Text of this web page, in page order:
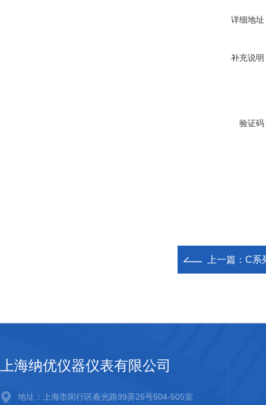
详细地址
补充说明
验证码
上一篇： C系
上海纳优仪器仪表有限公司
地址：上海市闵行区春光路99弄26号504-505室